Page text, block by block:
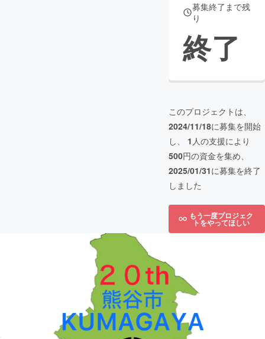
募集終了まで残
り
終了
このプロジェクトは、
2024/11/18に募集を開始
し、 1 人の支援により
500円の資金を集め、
2025/01/31に募集を終了
しました
もう一度プロジェク
トをやってほしい